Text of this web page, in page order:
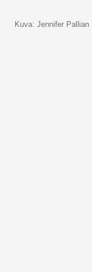
Kuva: Jennifer Pallian